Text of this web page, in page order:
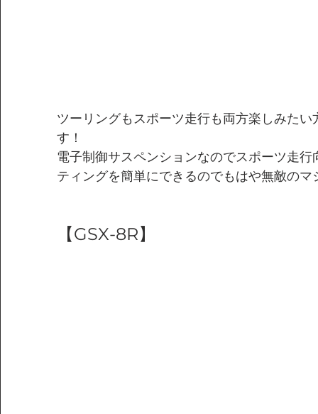
ツーリングもスポーツ走行も両方楽しみたい
す！
電子制御サスペンションなのでスポーツ走
ティングを簡単にできるのでもはや無敵のマ
【GSX-8R】